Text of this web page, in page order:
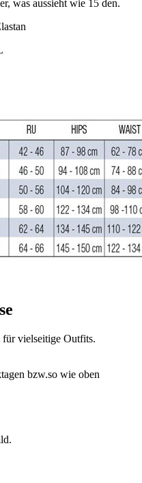
was aussieht wie 15 den.
vielseitige Outfits.
bzw.so wie oben